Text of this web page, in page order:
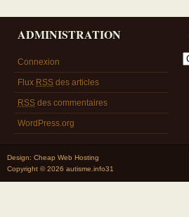
ADMINISTRATION
Connexion
Flux RSS des articles
RSS des commentaires
WordPress.org
Design: Cheap Web Hosting
Copyright © 2026 autisme.info31